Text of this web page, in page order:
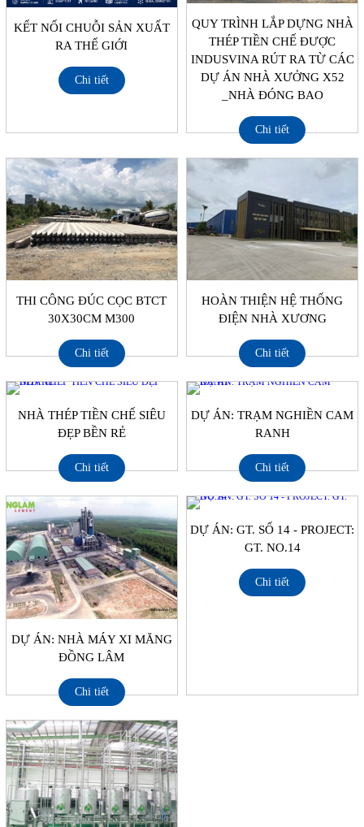
KẾT NỐI CHUỖI SẢN XUẤT
RA THẾ GIỚI
Chi tiết
QUY TRÌNH LẮP DỰNG NHÀ
THÉP TIỀN CHẾ ĐƯỢC
INDUSVINA RÚT RA TỪ CÁC
DỰ ÁN NHÀ XƯỞNG X52
_NHÀ ĐÓNG BAO
Chi tiết
THI CÔNG ĐÚC CỌC BTCT
30X30CM M300
Chi tiết
HOÀN THIỆN HỆ THỐNG
ĐIỆN NHÀ XƯƠNG
Chi tiết
NHÀ THÉP TIỀN CHẾ SIÊU
ĐẸP BỀN RẺ
Chi tiết
DỰ ÁN: TRẠM NGHIỀN CAM
RANH
Chi tiết
DỰ ÁN: NHÀ MÁY XI MĂNG
ĐỒNG LÂM
Chi tiết
DỰ ÁN: GT. SỐ 14 - PROJECT:
GT. NO.14
Chi tiết